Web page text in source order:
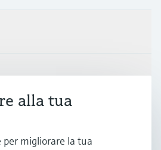
alla tua
per migliorare la tua